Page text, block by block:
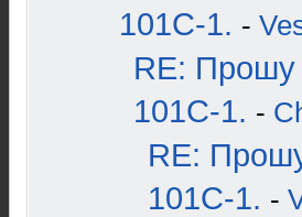
101С-1. -
RE: Прошу
101С-1. -
RE:
101С-1. -